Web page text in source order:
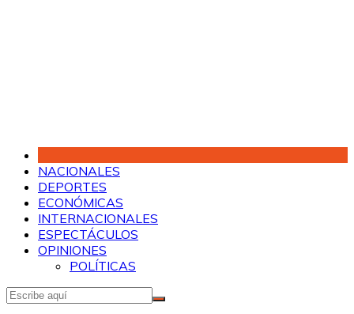
NACIONALES
DEPORTES
ECONÓMICAS
INTERNACIONALES
ESPECTÁCULOS
OPINIONES
POLÍTICAS